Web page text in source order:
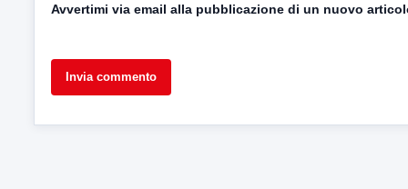
Avvertimi via email alla pubblicazione di un nuovo